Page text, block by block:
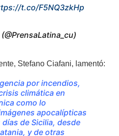
t.co/F5NQ3zkHp
Stefano Ciafani, lamentó:
por incendios,
climática en
como lo
apocalípticas
de Sicilia, desde
y de otras